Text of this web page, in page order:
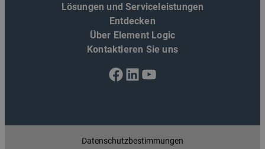
Lösungen und Serviceleistungen
Entdecken
Über Element Logic
Kontaktieren Sie uns
Facebook
LinkedIn
YouTube
Datenschutzbestimmungen